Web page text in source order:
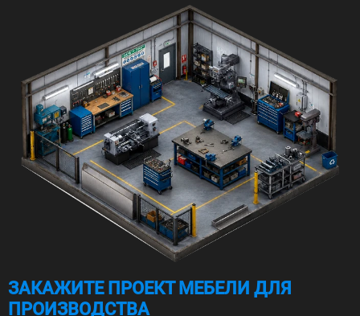
ЗАКАЖИТЕ ПРОЕКТ МЕБЕЛИ ДЛЯ
ПРОИЗВОДСТВА